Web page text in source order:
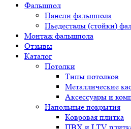
Фальшпол
Панели фальшпола
Пьедесталы (стойки)
Монтаж фальшпола
Отзывы
Каталог
Потолки
Типы потолков
Металлические
Аксессуары и
Напольные покрытия
Ковровая плитка